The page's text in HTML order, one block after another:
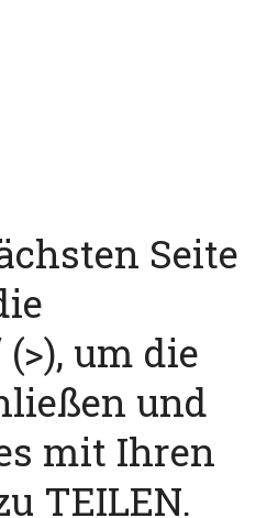
Seite
um die
und
mit Ihren
TEILEN.